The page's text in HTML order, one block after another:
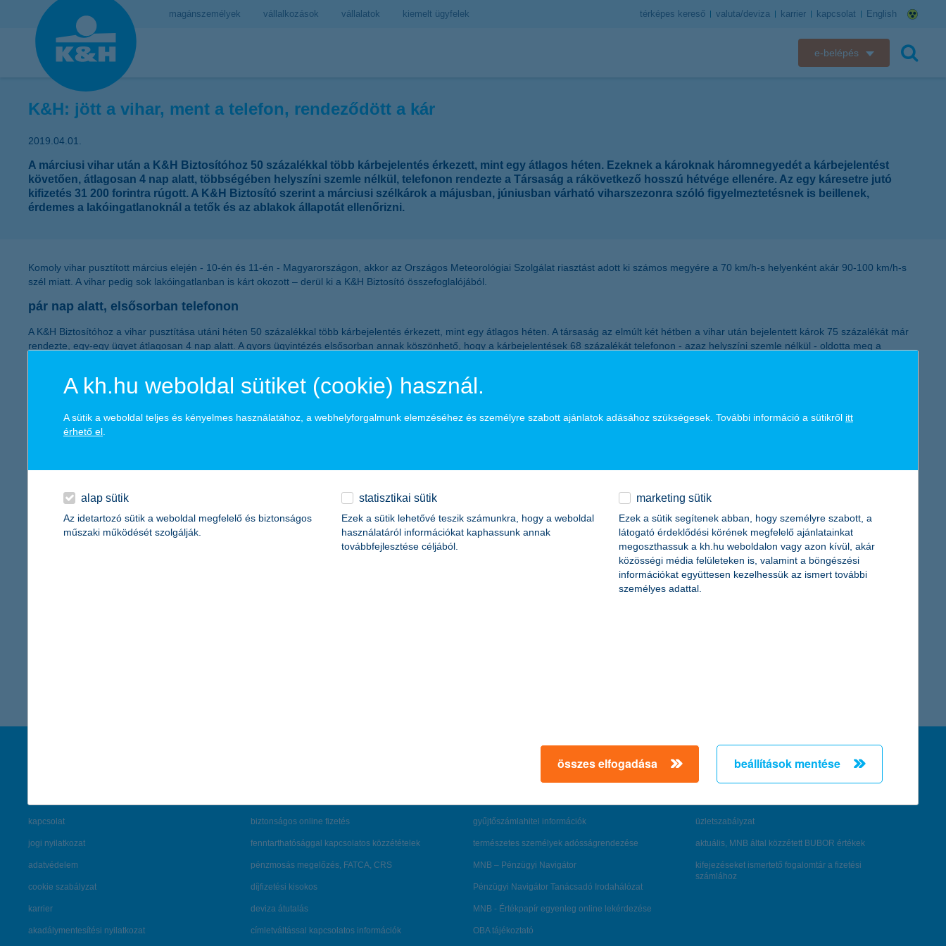
magánszemélyek vállalkozások vállalatok kiemelt ügyfelek térképes kereső valuta/deviza karrier kapcsolat English
e-belépés
K&H web Electra
K&H token megújítás
K&H: jött a vihar, ment a telefon, rendeződött a kár
2019.04.01.
A márciusi vihar után a K&H Biztosítóhoz 50 százalékkal több kárbejelentés érkezett, mint egy átlagos héten. Ezeknek a károknak háromnegyedét a kárbejelentést
követően, átlagosan 4 nap alatt, többségében helyszíni szemle nélkül, telefonon rendezte a Társaság a rákövetkező hosszú hétvége ellenére. Az egy káresetre jutó
kifizetés 31 200 forintra rúgott. A K&H Biztosító szerint a márciusi szélkárok a májusban, júniusban várható viharszezonra szóló figyelmeztetésnek is beillenek,
érdemes a lakóingatlanoknál a tetők és az ablakok állapotát ellenőrizni.
Komoly vihar pusztított március elején - 10-én és 11-én - Magyarországon, akkor az Országos Meteorológiai Szolgálat riasztást adott ki számos megyére a 70 km/h-s helyenként akár 90-100 km/h-s
szél miatt. A vihar pedig sok lakóingatlanban is kárt okozott – derül ki a K&H Biztosító összefoglalójából.
pár nap alatt, elsősorban telefonon
A K&H Biztosítóhoz a vihar pusztítása utáni héten 50 százalékkal több kárbejelentés érkezett, mint egy átlagos héten. A társaság az elmúlt két hétben a vihar után bejelentett károk 75 százalékát már
rendezte, egy-egy ügyet átlagosan 4 nap alatt. A gyors ügyintézés elsősorban annak köszönhető, hogy a kárbejelentések 68 százalékát telefonon - azaz helyszíni szemle nélkül - oldotta meg a
A társaság szerint a márciusi vihar egyfajta figyelmeztetésként is felfogható a májusban, júniusban várható viharszezonra. Az elmúlt években 2014 és 2018 azonos időszaka is viharos volt, a jelenlegi
kárbejelentések darabszámát jelentősen meghaladó káreseménnyel. A lakóingatlan-tulajdonosoknak többek között érdemes ellenőrizniük a tetők állapotát, a vízelvezetőket, és a nyílászárókat is, és
természetesen ne feledkezzenek meg biztosításaikról sem. Amennyiben mégis kárt tesz az érkező vihar az ingatlanban, akkor a gördülékeny kárrendezés érdekében kiemelten fontos a károk
megfelelő dokumentálása.
köszönhetően az érintettek mindössze három kérdés megválaszolásával lakásbiztosítási árajánlatot kaphatnak. A teljesen digitális ügyintézés elindulása óta a lakásbiztosítások online értékesítését
megduplázta a Társaság.
kapcsolat
jogi nyilatkozat
adatvédelem
cookie szabályzat
karrier
akadálymentesítési nyilatkozat
biztonságos online fizetés
fenntarthatósággal kapcsolatos közzétételek
pénzmosás megelőzés, FATCA, CRS
díjfizetési kisokos
deviza átutalás
címletváltással kapcsolatos információk
gyűjtőszámlahitel információk
természetes személyek adósságrendezése
MNB – Pénzügyi Navigátor
Pénzügyi Navigátor Tanácsadó Irodahálózat
MNB - Értékpapír egyenleg online lekérdezése
OBA tájékoztató
hirdetmények / díjjegyzékek
üzletszabályzat
aktuális, MNB által közzétett BUBOR értékek
kifejezéseket ismertető fogalomtár a fizetési
számlához
A kh.hu weboldal sütiket (cookie) használ.
A sütik a weboldal teljes és kényelmes használatához, a webhelyforgalmunk elemzéséhez és személyre szabott ajánlatok adásához szükségesek. További információ a sütikről itt
érhető el
alap sütik
Az idetartozó sütik a weboldal megfelelő és biztonságos
műszaki működését szolgálják.
statisztikai sütik
Ezek a sütik lehetővé teszik számunkra, hogy a weboldal
használatáról információkat kaphassunk annak
továbbfejlesztése céljából.
marketing sütik
Ezek a sütik segítenek abban, hogy személyre szabott, a
látogató érdeklődési körének megfelelő ajánlatainkat
megoszthassuk a kh.hu weboldalon vagy azon kívül, akár
közösségi média felületeken is, valamint a böngészési
információkat együttesen kezelhessük az ismert további
személyes adattal.
összes elfogadása beállítások mentése